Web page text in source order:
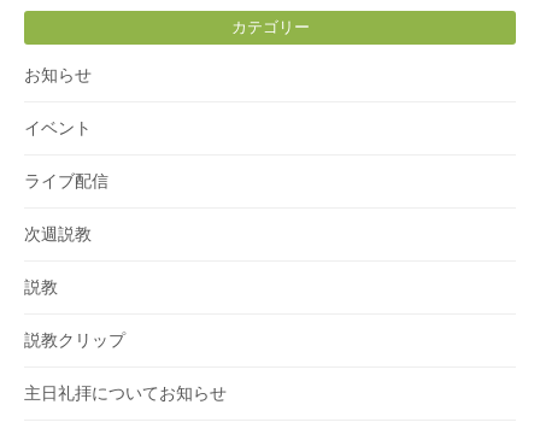
カテゴリー
お知らせ
イベント
ライブ配信
次週説教
説教
説教クリップ
主日礼拝についてお知らせ